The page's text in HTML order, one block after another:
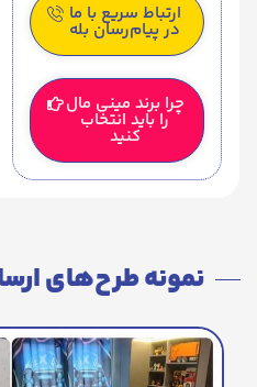
ارتباط سریع با ما
در پیام‌رسان بله
چرا برند مینی مال
را باید انتخاب
کنید
نمونه طرح‌های